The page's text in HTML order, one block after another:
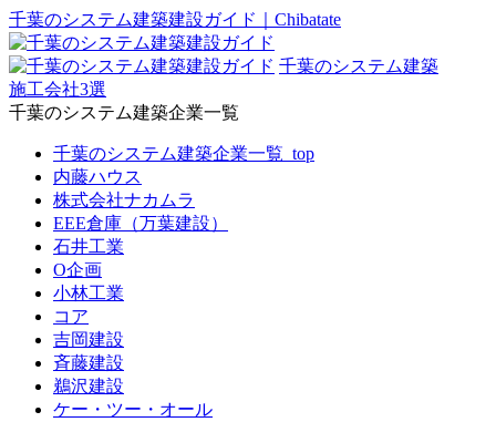
千葉のシステム建築建設ガイド｜Chibatate
千葉のシステム建築
施工会社3選
千葉のシステム建築企業一覧
千葉のシステム建築企業一覧_top
内藤ハウス
株式会社ナカムラ
EEE倉庫（万葉建設）
石井工業
O企画
小林工業
コア
吉岡建設
斉藤建設
鵜沢建設
ケー・ツー・オール